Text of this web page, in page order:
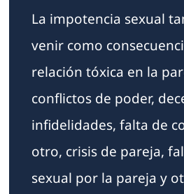
La impotencia sexual
venir como
relación tóxica en la
conflictos de poder,
infidelidades, falta de
otro, crisis de pareja,
sexual por la pareja y